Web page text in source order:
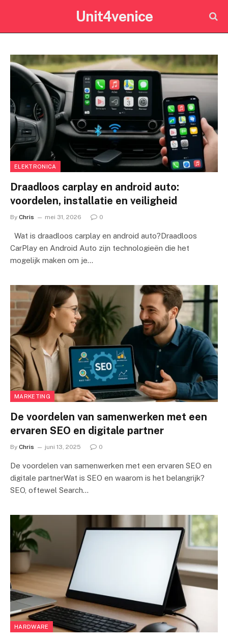
Unit4venice
ELEKTRONICA
Draadloos carplay en android auto:
voordelen, installatie en veiligheid
By Chris mei 31, 2026 0
Wat is draadloos carplay en android auto?Draadloos
CarPlay en Android Auto zijn technologieën die het
mogelijk maken om je…
MARKETING
De voordelen van samenwerken met een
ervaren SEO en digitale partner
By Chris juni 13, 2025 0
De voordelen van samenwerken met een ervaren SEO en
digitale partnerWat is SEO en waarom is het belangrijk?
SEO, oftewel Search…
HARDWARE